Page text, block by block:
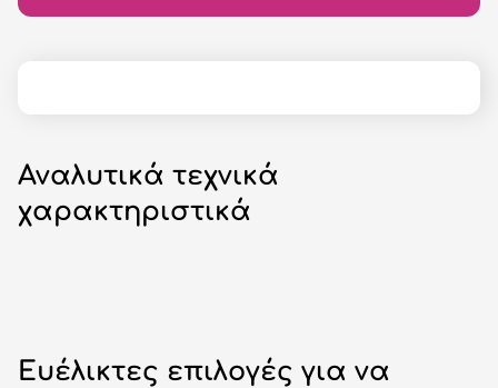
Αναλυτικά τεχνικά
χαρακτηριστικά
Ευέλικτες επιλογές για να